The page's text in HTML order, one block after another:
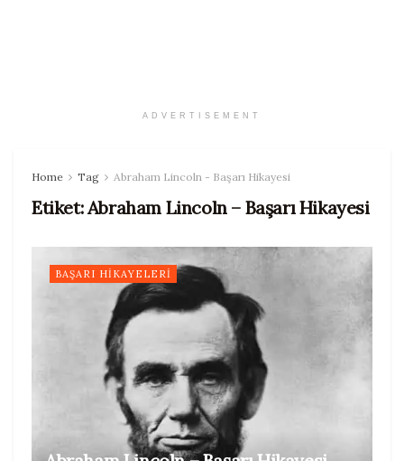
ADVERTISEMENT
Home Tag Abraham Lincoln - Başarı Hikayesi
Etiket:Abraham Lincoln – Başarı Hikayesi
BAŞARI HIKAYELERI